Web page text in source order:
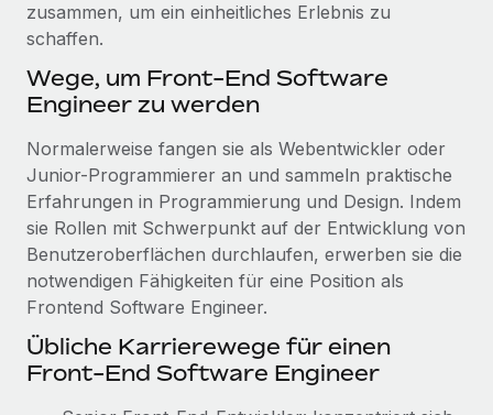
zusammen, um ein einheitliches Erlebnis zu
schaffen.
Wege, um Front-End Software
Engineer zu werden
Normalerweise fangen sie als Webentwickler oder
Junior-Programmierer an und sammeln praktische
Erfahrungen in Programmierung und Design. Indem
sie Rollen mit Schwerpunkt auf der Entwicklung von
Benutzeroberflächen durchlaufen, erwerben sie die
notwendigen Fähigkeiten für eine Position als
Frontend Software Engineer.
Übliche Karrierewege für einen
Front-End Software Engineer